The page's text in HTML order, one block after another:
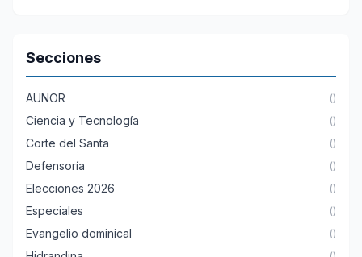
Secciones
AUNOR ()
Ciencia y Tecnología ()
Corte del Santa ()
Defensoría ()
Elecciones 2026 ()
Especiales ()
Evangelio dominical ()